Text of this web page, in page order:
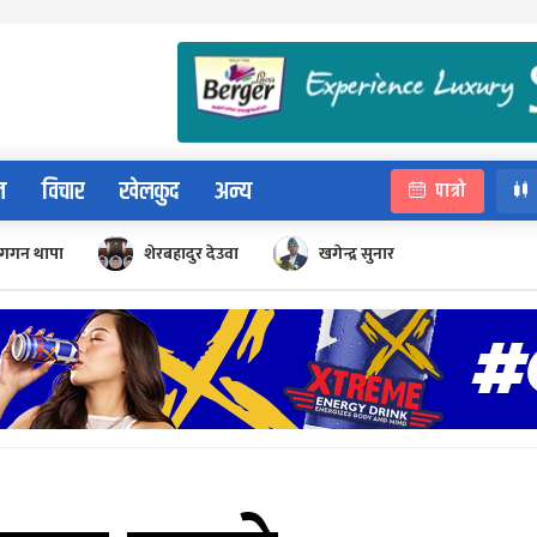
विचार खेलकुद अन्य पात्रो
गगन थापा शेरबहादुर देउवा खगेन्द्र सुनार